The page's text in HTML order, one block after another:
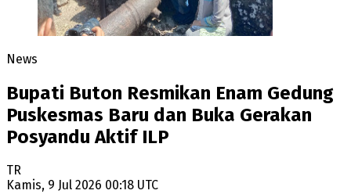
News
Bupati Buton Resmikan Enam Gedung
Puskesmas Baru dan Buka Gerakan
Posyandu Aktif ILP
TR
Kamis, 9 Jul 2026 00:18 UTC